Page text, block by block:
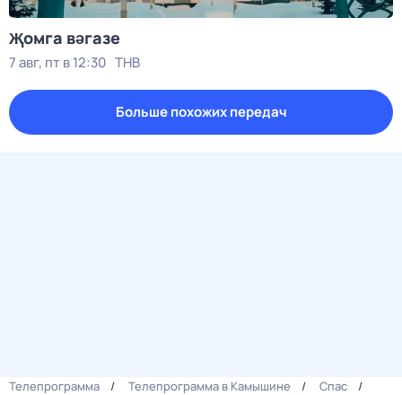
Җомга вәгазе
7 авг, пт в 12:30 ТНВ
Больше похожих передач
Телепрограмма Телепрограмма в Камышине
Спас